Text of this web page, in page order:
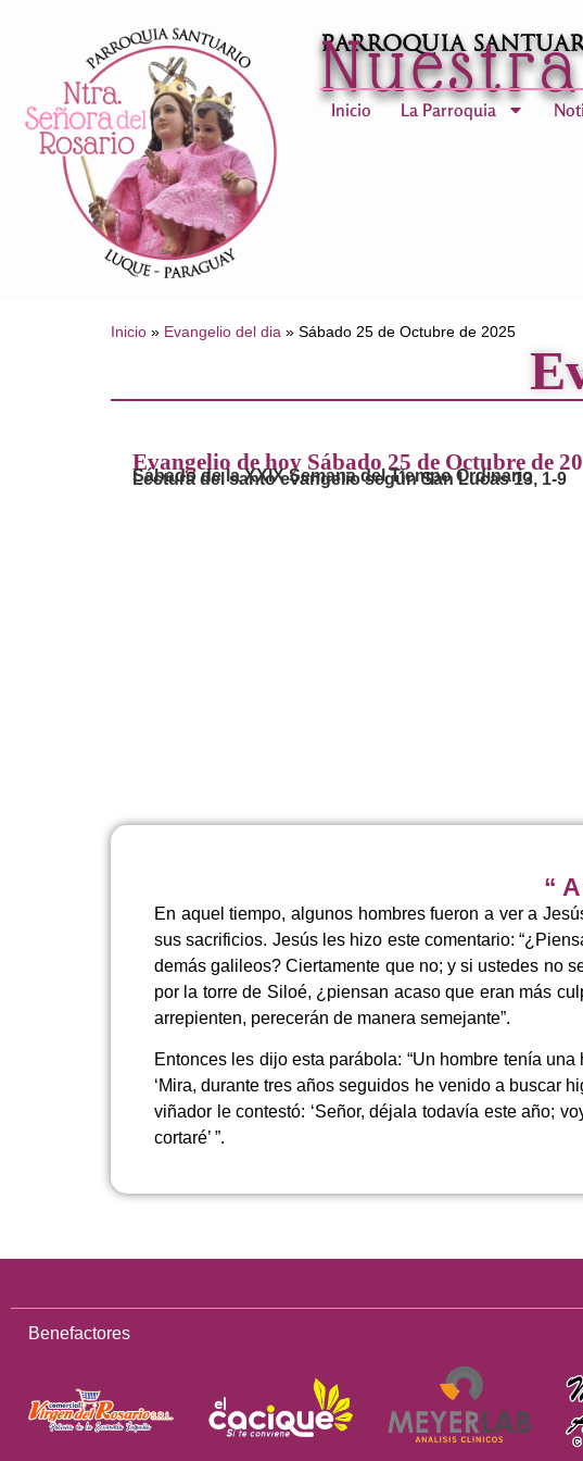
Parroquia
Inicio La Parroquia
Inicio » Evangelio del dia » Sábado 25 de Octubre de 2025
Evangelio de hoy Sábado 25 de Octubre de
Sábado de la XXIX Semana del Tiempo Ordinario
Lectura del santo evangelio según San Lucas 13, 1-9
“
En aquel tiempo, algunos hombres fueron a ver a
sus sacrificios. Jesús les hizo este comentario:
demás galileos? Ciertamente que no; y si ustedes no
por la torre de Siloé, ¿piensan acaso que eran más
arrepienten, perecerán de manera semejante”.
Entonces les dijo esta parábola: “Un hombre tenía
‘Mira, durante tres años seguidos he venido a buscar
viñador le contestó: ‘Señor, déjala todavía este año;
cortaré’ ”.
Benefactores